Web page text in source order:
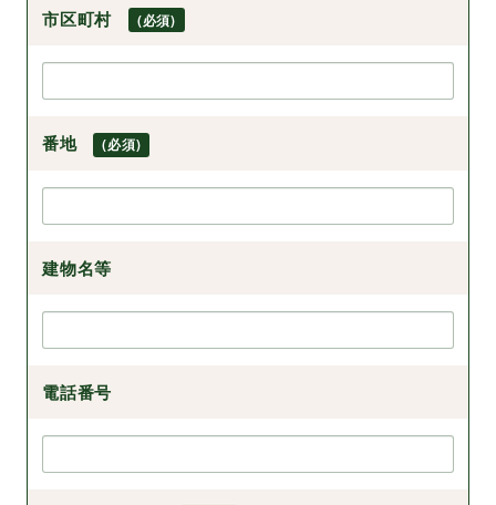
市区町村 (必須)
番地 (必須)
建物名等
電話番号